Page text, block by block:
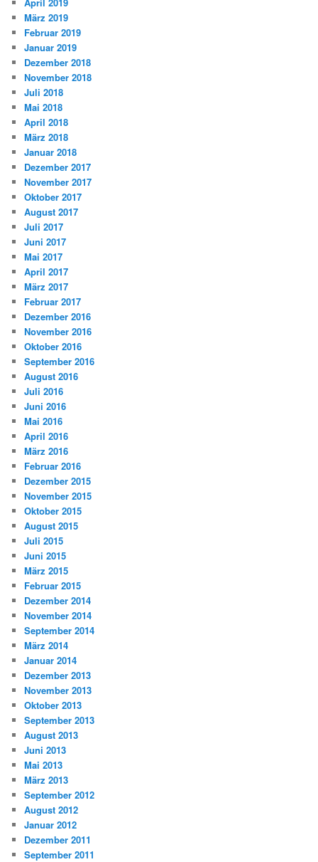
März 2019
Februar 2019
Januar 2019
Dezember 2018
November 2018
Juli 2018
Mai 2018
April 2018
März 2018
Januar 2018
Dezember 2017
November 2017
Oktober 2017
August 2017
Juli 2017
Juni 2017
Mai 2017
April 2017
März 2017
Februar 2017
Dezember 2016
November 2016
Oktober 2016
September 2016
August 2016
Juli 2016
Juni 2016
Mai 2016
April 2016
März 2016
Februar 2016
Dezember 2015
November 2015
Oktober 2015
August 2015
Juli 2015
Juni 2015
März 2015
Februar 2015
Dezember 2014
November 2014
September 2014
März 2014
Januar 2014
Dezember 2013
November 2013
Oktober 2013
September 2013
August 2013
Juni 2013
Mai 2013
März 2013
September 2012
August 2012
Januar 2012
Dezember 2011
September 2011